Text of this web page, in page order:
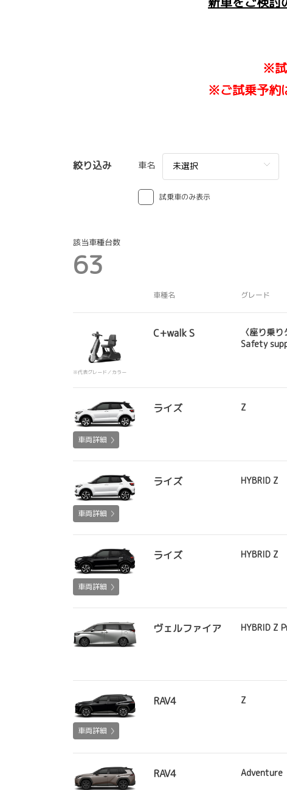
※試
※ご試乗予約
絞り込み 車名 未選択
試乗車のみ表示
該当車種台数
63
車種名 グレード
C+walk S
※代表グレード／カラー
〈座り乗り
Safety
ライズ
車両詳細
Z
ライズ
車両詳細
HYBRID Z
ライズ
車両詳細
HYBRID Z
ヴェルファイア HYBRID Z
RAV4
車両詳細
Z
RAV4 Adventure